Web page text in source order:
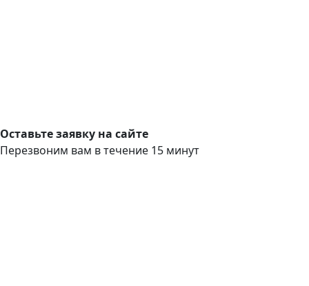
Оставьте заявку на сайте
Перезвоним вам в течение 15 минут